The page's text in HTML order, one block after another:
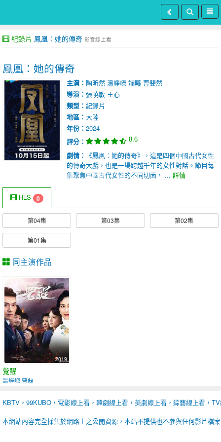
紀錄片 鳳凰：她的傳奇 影音線上看
鳳凰：她的傳奇
主演： 陶昕然 溫崢嶸 斕曦 曹斐然
導演： 張曉敏 王心
類型： 紀錄片
地區： 大陸
年份： 2024
評分：
8.6
劇情：
《鳳凰：她的傳奇》，這是四個中國古代女性
的傳奇大戲，也是一場跨越千年的女性對話。節目每
集聚焦中國古代女性的不同切面， ... 詳情
HLS 0
第04集 第03集 第02集
第01集
同主演作品
2019
覺醒
溫崢嶸 曹磊
KBTV，99KUBO，電影線上看，韓劇線上看，美劇線上看，綜藝線上看，
本網站內容完全採集於網路上之公開資源，本站不提供也不參與任何影片檔